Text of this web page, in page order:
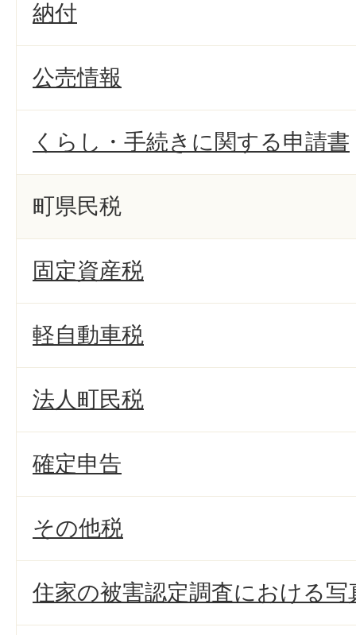
納付
公売情報
くらし・手続きに関する申請書
町県民税
固定資産税
軽自動車税
法人町民税
確定申告
その他税
住家の被害認定調査における